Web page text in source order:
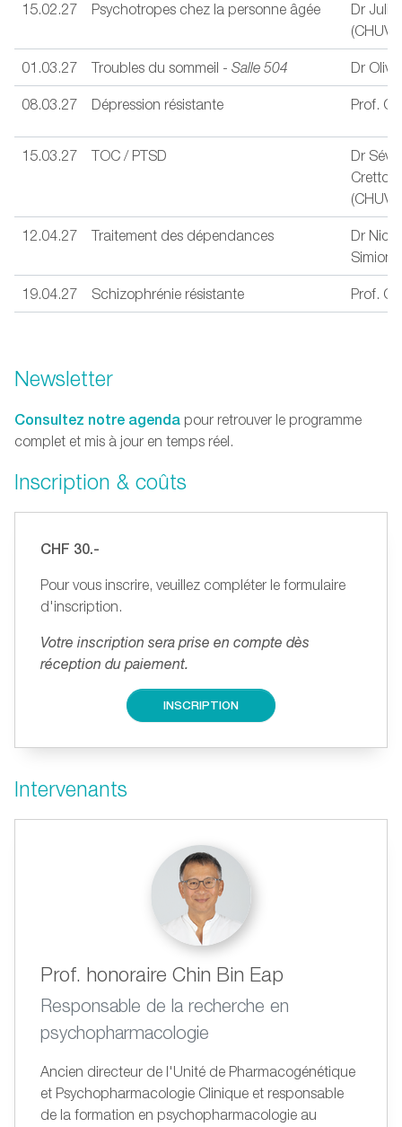
15.02.27 Psychotropes chez la personne âgée
Dr
(CHUV)
01.03.27 Troubles du sommeil - Salle 504 Dr
08.03.27 Dépression résistante Prof.
15.03.27 TOC / PTSD
Dr
Crettol-
(CHUV)
12.04.27 Traitement des dépendances
Dr
Simioni
19.04.27 Schizophrénie résistante Prof.
Newsletter
Consultez notre agenda pour retrouver le programme
complet et mis à jour en temps réel.
Inscription & coûts
CHF 30.-
Pour vous inscrire, veuillez compléter le formulaire
d'inscription.
Votre inscription sera prise en compte dès
réception du paiement.
INSCRIPTION
Intervenants
Prof. honoraire Chin Bin Eap
Responsable de la recherche en
psychopharmacologie
Ancien directeur de l'Unité de Pharmacogénétique
et Psychopharmacologie Clinique et responsable
de la formation en psychopharmacologie au